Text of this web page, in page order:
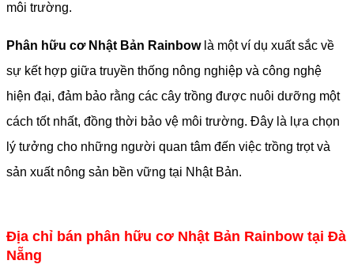
môi trường.
Phân hữu cơ Nhật Bản Rainbowlà một ví dụ xuất sắc về
sự kết hợp giữa truyền thống nông nghiệp và công nghệ
hiện đại, đảm bảo rằng các cây trồng được nuôi dưỡng một
cách tốt nhất, đồng thời bảo vệ môi trường. Đây là lựa chọn
lý tưởng cho những người quan tâm đến việc trồng trọt và
sản xuất nông sản bền vững tại Nhật Bản.
Địa chỉ bán phân hữu cơ Nhật Bản Rainbow tại Đà
Nẵng